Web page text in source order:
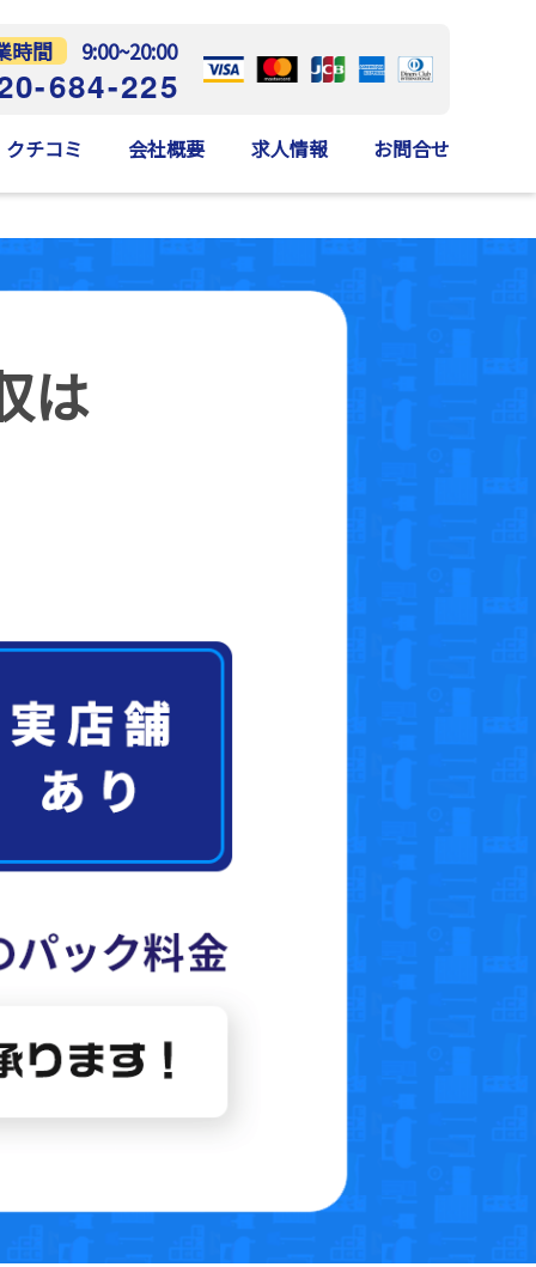
時間 9:00~20:00
684-225
クチコミ 会社概要 求人情報 お問合せ
は